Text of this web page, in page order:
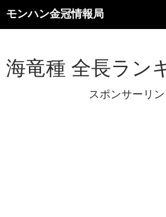
モンハン金冠情報局
ン
ツ
海竜種 全長ラン
スポンサーリン